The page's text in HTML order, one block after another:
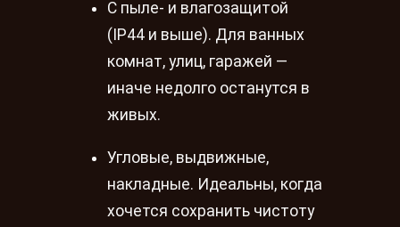
С пыле- и влагозащитой
(IP44 и выше). Для ванных
комнат, улиц, гаражей —
иначе недолго останутся в
живых.
Угловые, выдвижные,
накладные. Идеальны, когда
хочется сохранить чистоту